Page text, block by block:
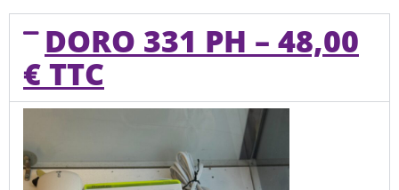
DORO 331 PH – 48,00
€ TTC